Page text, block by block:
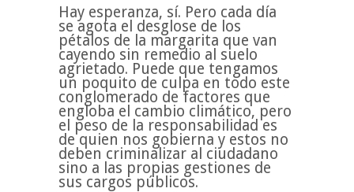
Hay esperanza, sí. Pero cada día
se agota el desglose de los
pétalos de la margarita que van
cayendo sin remedio al suelo
agrietado. Puede que tengamos
un poquito de culpa en todo este
conglomerado de factores que
engloba el cambio climático, pero
el peso de la responsabilidad es
de quien nos gobierna y estos no
deben criminalizar al ciudadano
sino a las propias gestiones de
sus cargos públicos.